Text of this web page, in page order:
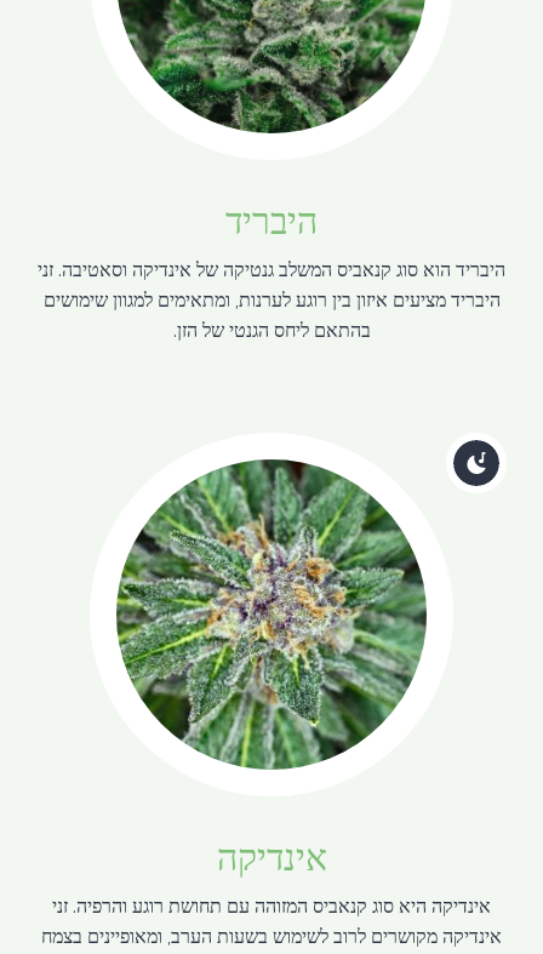
היבריד
היבריד הוא סוג קנאביס המשלב גנטיקה של אינדיקה וסאטיבה. זני
היבריד מציעים איזון בין רוגע לערנות, ומתאימים למגוון שימושים
בהתאם ליחס הגנטי של הזן.
אינדיקה
אינדיקה היא סוג קנאביס המזוהה עם תחושת רוגע והרפיה. זני
אינדיקה מקושרים לרוב לשימוש בשעות הערב, ומאופיינים בצמח